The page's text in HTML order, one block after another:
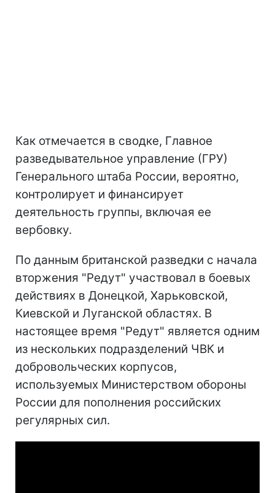
Как отмечается в сводке, Главное
разведывательное управление (ГРУ)
Генерального штаба России, вероятно,
контролирует и финансирует
деятельность группы, включая ее
вербовку.
По данным британской разведки с начала
вторжения "Редут" участвовал в боевых
действиях в Донецкой, Харьковской,
Киевской и Луганской областях. В
настоящее время "Редут" является одним
из нескольких подразделений ЧВК и
добровольческих корпусов,
используемых Министерством обороны
России для пополнения российских
регулярных сил.